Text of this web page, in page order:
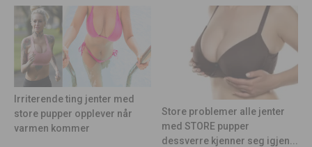
Irriterende ting jenter med
store pupper opplever når
varmen kommer
Store problemer alle jenter
med STORE pupper
dessverre kjenner seg igjen...